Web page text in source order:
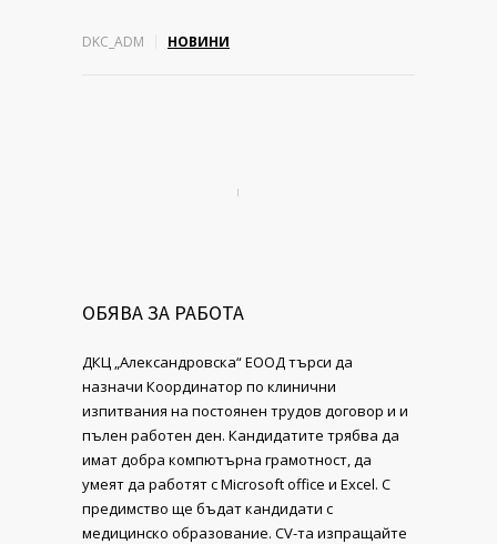
DKC_ADM НОВИНИ
ОБЯВА ЗА РАБОТА
ДКЦ „Александровска“ ЕООД търси да
назначи Координатор по клинични
изпитвания на постоянен трудов договор и и
пълен работен ден. Кандидатите трябва да
имат добра компютърна грамотност, да
умеят да работят с Microsoft office и Excel. С
предимство ще бъдат кандидати с
медицинско образование. CV-та изпращайте